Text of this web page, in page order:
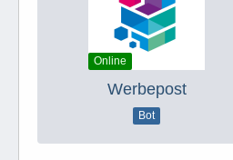
Online
Werbepost
Bot